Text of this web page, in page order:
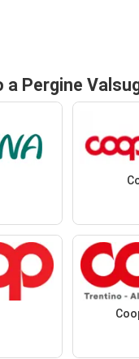
a Pergine